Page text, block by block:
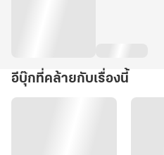
อีบุ๊กที่คล้ายกับเรื่องนี้